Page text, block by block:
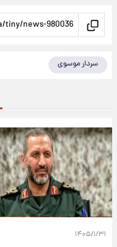
سردار موسوی
۱۴۰۵/۱/۳۱